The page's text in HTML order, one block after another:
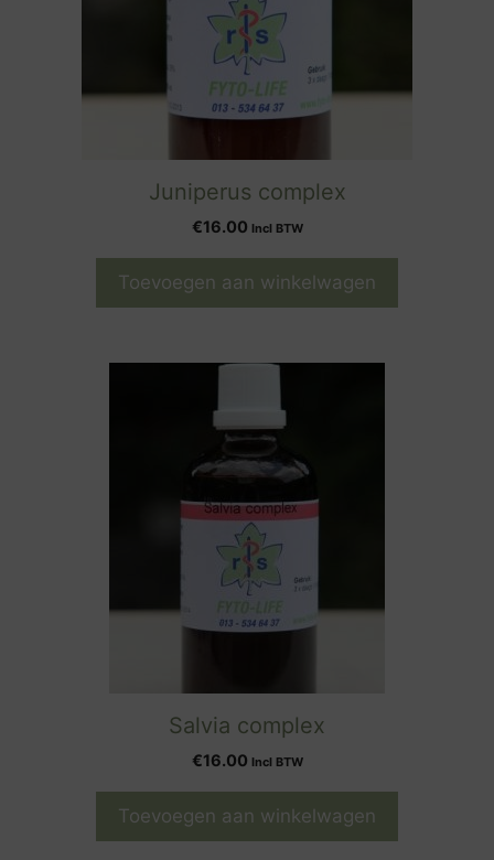
Juniperus complex
€16.00 Incl BTW
Toevoegen aan winkelwagen
Salvia complex
€16.00 Incl BTW
Toevoegen aan winkelwagen